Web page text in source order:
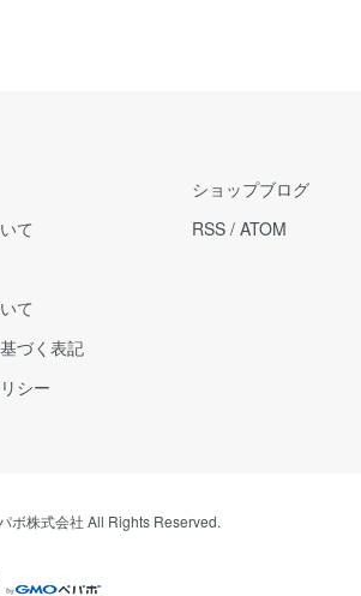
て
て
づく表記
シー
ショップブログ
RSS / ATOM
ボ株式会社 All Rights Reserved.